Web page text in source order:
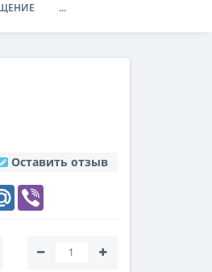
...
Оставить отзыв
Mail.Ru